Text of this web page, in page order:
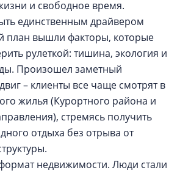
и свободное время.
единственным драйвером
план вышли факторы, которые
рулеткой: тишина, экология и
Произошел заметный
– клиенты все чаще смотрят в
жилья (Курортного района и
стремясь получить
отдыха без отрыва от
недвижимости. Люди стали